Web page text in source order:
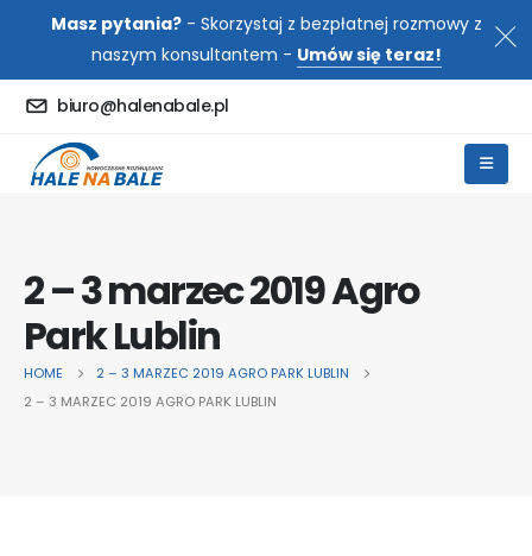
Masz pytania?- Skorzystaj z bezpłatnej rozmowy z
naszym konsultantem - Umów się teraz!
biuro@halenabale.pl
2 – 3 marzec 2019 Agro
Park Lublin
HOME
2 – 3 MARZEC 2019 AGRO PARK LUBLIN
2 – 3 MARZEC 2019 AGRO PARK LUBLIN